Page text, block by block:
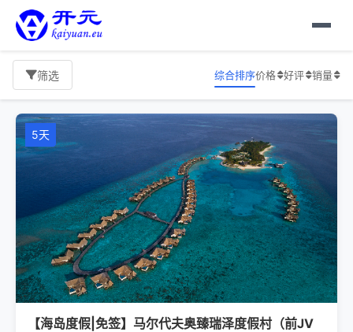
筛选 综合排序价格 好评 销量
5天
【海岛度假|免签】马尔代夫奥臻瑞泽度假村（前JV